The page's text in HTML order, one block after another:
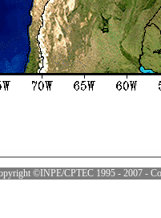
©INPE/CPTEC 1995 - 2007 -